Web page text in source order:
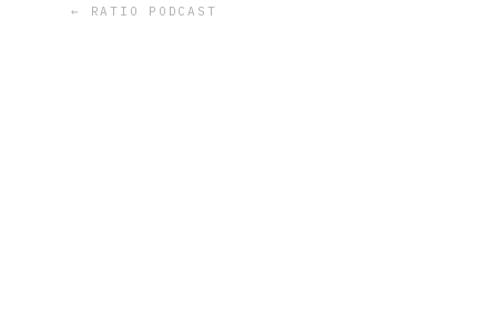
← RATIO PODCAST